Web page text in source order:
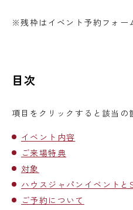
※残枠はイベント予約フォー
目次
項目をクリックすると該当の
イベント内容
ご来場特典
対象
ハウスジャパンイベントと
ご予約について